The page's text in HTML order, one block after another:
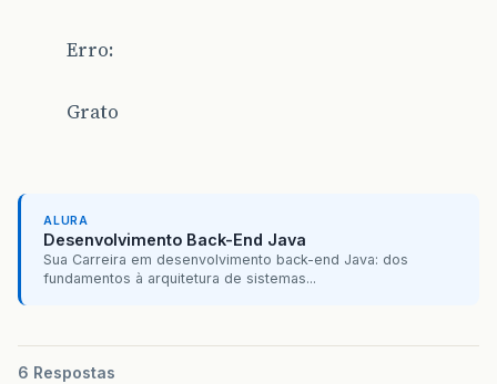
Erro:
Grato
ALURA
Desenvolvimento Back-End Java
Sua Carreira em desenvolvimento back-end Java: dos
fundamentos à arquitetura de sistemas...
6 Respostas